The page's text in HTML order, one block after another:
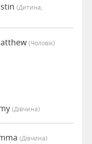
(дитина,
(чоловік)
(дівчина)
(дівчина)